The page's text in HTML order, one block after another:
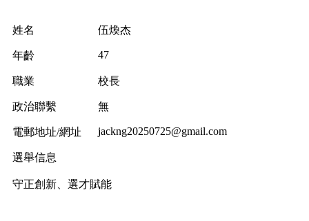
姓名 伍煥杰
年齡 47
職業 校長
政治聯繫 無
電郵地址/網址 jackng20250725@gmail.com
選舉信息
守正創新、選才賦能